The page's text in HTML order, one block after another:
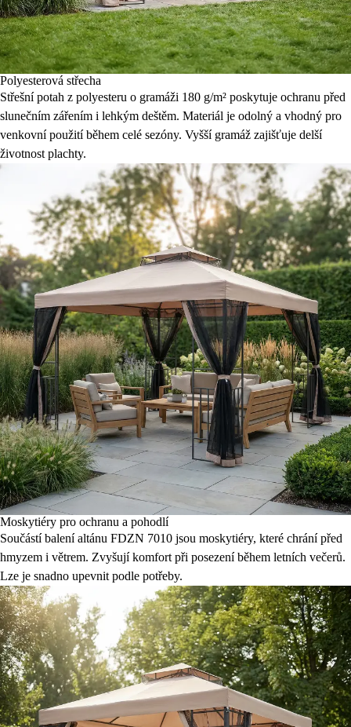
Polyesterová střecha
Střešní potah z polyesteru o gramáži 180 g/m² poskytuje ochranu před
slunečním zářením i lehkým deštěm. Materiál je odolný a vhodný pro
venkovní použití během celé sezóny. Vyšší gramáž zajišťuje delší
životnost plachty.
Moskytiéry pro ochranu a pohodlí
Součástí balení altánu FDZN 7010 jsou moskytiéry, které chrání před
hmyzem i větrem. Zvyšují komfort při posezení během letních večerů.
Lze je snadno upevnit podle potřeby.